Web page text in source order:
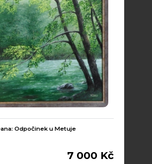
Odpočinek u Metuje
7 000 Kč